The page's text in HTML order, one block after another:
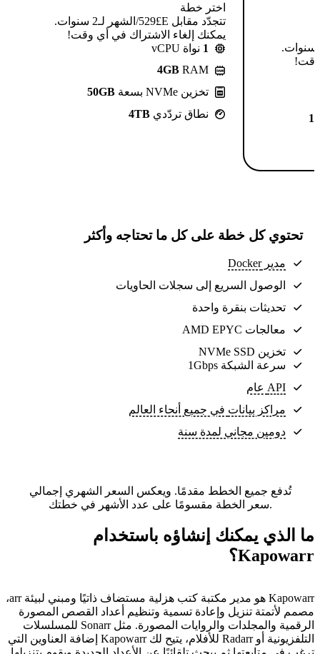
اختر خطة
تتجدّد مقابل E£⁦529⁩/الشهر لـ2 سنوات.
يمكنك إلغاء الاشتراك في أي وقت!
1 نواة vCPU
4GB RAM
تخزين NVMe بسعة
50GB
نطاق تردّدي 4TB
تتجدّد مقابل E£⁦639⁩/الشهر لـ2 سنوات.
وقت!
تحتوي كل خطة على كل ما تحتاجه وأكثر
مدير Docker
الوصول السريع إلى سجلات الحاويات
تحديثات بنقرة واحدة
معالجات AMD EPYC
تخزين NVMe SSD
سرعة الشبكة 1Gbps
API عام
مراكز بيانات في جميع أنحاء العالم
دومين مجاني لمدة سنة
تُدفع جميع الخطط مقدمًا. ويعكس السعر الشهري إجمالي
سعر الخطة مقسومًا على عدد الأشهر في خطتك.
ما الذي يمكنك إنشاؤه باستخدام
Kapowarr؟
Kapowarr هو مدير مكتبة كتب هزلية مستضاف ذاتيًا ومبني لبيئة arr،
مصمم لأتمتة تنزيل وإعادة تسمية وتنظيم أعداد القصص المصورة
الرقمية والمجلدات والروايات المصورة. مثل Sonarr للمسلسلات
التلفزيونية أو Radarr للأفلام، يتيح لك Kapowarr إضافة العناوين التي